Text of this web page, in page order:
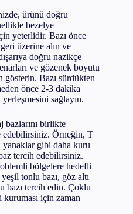
ürünü doğru
bezelye
yeterlidir. Bazı önce
üzerine alın ve
doğru nazikçe
ve gözenek boyutu
gösterin. Bazı sürdükten
önce 2-3 dakika
sağlayın.
bazlarını birlikte
edebilirsiniz. Örneğin, T
yanaklar gibi daha kuru
tercih edebilirsiniz.
bölgelere hedefli
tonlu bazı, göz altı
bazı tercih edin. Çoklu
kuruması için zaman